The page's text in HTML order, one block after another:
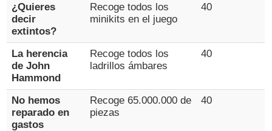
¿Quieres
decir
extintos?
Recoge todos los
minikits en el juego
40
La herencia
de John
Hammond
Recoge todos los
ladrillos ámbares
40
No hemos
reparado en
gastos
Recoge 65.000.000 de
piezas
40